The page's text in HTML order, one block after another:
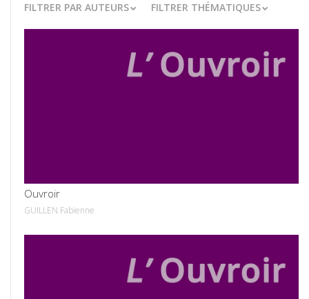
FILTRER PAR AUTEURS FILTRER THÉMATIQUES
Ouvroir
GUILLEN Fabienne